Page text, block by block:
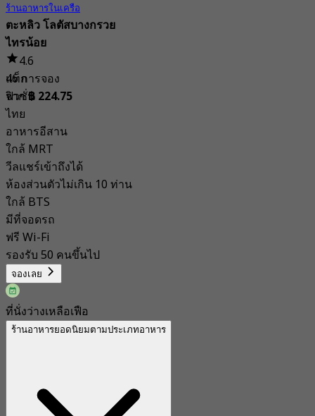
ร้านอาหารในเครือ
ตะหลิว โลตัสบางกรวย
ไทรน้อย
4.6
46 การจอง
จาก฿ 224.75
แท็ก
ฟิวชั่น
ไทย
อาหารอีสาน
ใกล้ MRT
วีลแชร์เข้าถึงได้
ห้องส่วนตัวไม่เกิน 10 ท่าน
ใกล้ BTS
มีที่จอดรถ
ฟรี Wi-Fi
รองรับ 50 คนขึ้นไป
จองเลย
ที่นั่งว่างเหลือเฟือ
ร้านอาหารยอดนิยมตามประเภทอาหาร